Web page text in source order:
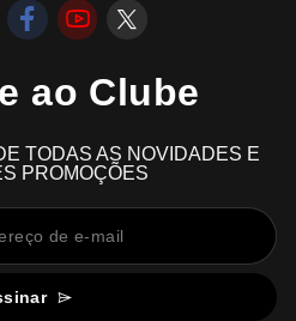
ao Clube
TODAS AS NOVIDADES E
PROMOÇÕES